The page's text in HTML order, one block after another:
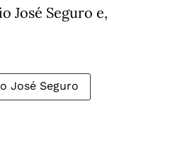
José Seguro e,
José Seguro